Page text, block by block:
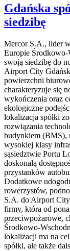
Gdańska
siedzibę
Mercor S.A., lider
Europie Środkowo-
swoją siedzibę do
Airport City
powierzchni
charakteryzuje się
wykończenia oraz
ekologiczne
lokalizacja spółki
rozwiązania
budynkiem (BMS),
wysokiej klasy
sąsiedztwie Portu
doskonałą
przystanków
Dodatkowe
rowerzystów,
S.A. do Airport
firmy, która od
przeciwpożarowe,
Środkowo-
lokalizacji ma na
spółki, ale także